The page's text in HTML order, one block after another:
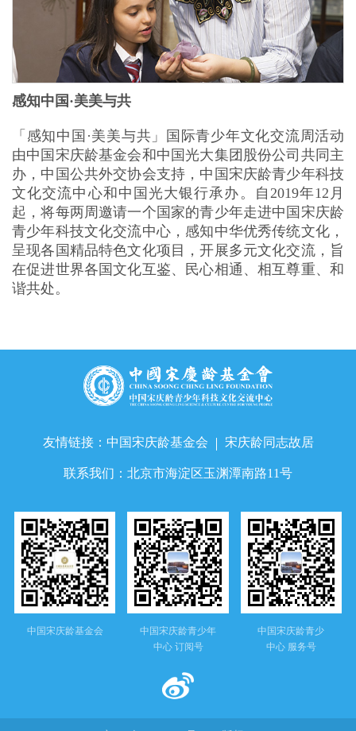
感知中国·美美与共
「感知中国·美美与共」国际青少年文化交流周活动
由中国宋庆龄基金会和中国光大集团股份公司共同主
办，中国公共外交协会支持，中国宋庆龄青少年科技
文化交流中心和中国光大银行承办。自2019年12月
起，将每两周邀请一个国家的青少年走进中国宋庆龄
青少年科技文化交流中心，感知中华优秀传统文化，
呈现各国精品特色文化项目，开展多元文化交流，旨
在促进世界各国文化互鉴、民心相通、相互尊重、和
谐共处。
友情链接： 中国宋庆龄基金会 宋庆龄同志故居
联系我们： 北京市海淀区玉渊潭南路11号
中国宋庆龄基金会
中国宋庆龄青少年
中心 订阅号
中国宋庆龄青少
中心 服务号